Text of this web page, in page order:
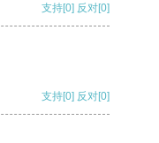
支持[0] 反对[0]
支持[0] 反对[0]